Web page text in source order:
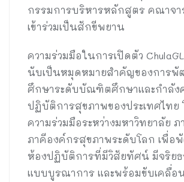
กรรมการบริหารหลักสูตร คณาจา
เข้าร่วมเป็นสักขีพยาน
ความร่วมมือในการเปิดตัว
นับเป็นหมุดหมายสำคัญของการพั
ศึกษาระดับบัณฑิตศึกษาและกำลัง
ปฏิบัติการสุขภาพของประเทศไทย
ความร่วมมือระหว่างมหาวิทยาลัย ภ
ภาคีองค์กรสุขภาพระดับโลก เพื่อ
ห้องปฏิบัติการที่มีวิสัยทัศน์ มีจริยธ
แบบบูรณาการ และพร้อมขับเคลื่อ